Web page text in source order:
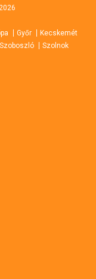
Győr
Kecskemét
Szoboszló Szolnok